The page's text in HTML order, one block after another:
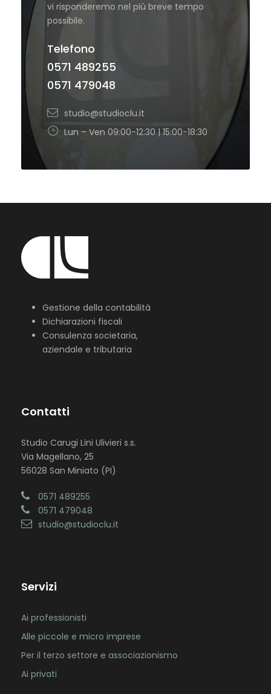
vi risponderemo nel più breve tempo
possibile.
Telefono
0571 489255
0571 479048
studio@studioclu.it
Lun – Ven 09:00-12:30 | 15:00-18:30
Gestione della contabilità
Dichiarazioni fiscali
Consulenza societaria,
aziendale e tributaria
Contatti
Studio Carugi Lini Ulivieri s.s.
Via Magellano, 25
56028 San Miniato (PI)
0571 489255
0571 479048
studio@studioclu.it
Servizi
Ai professionisti
Alle piccole e micro imprese
Per il terzo settore e associazionismo
Ai privati